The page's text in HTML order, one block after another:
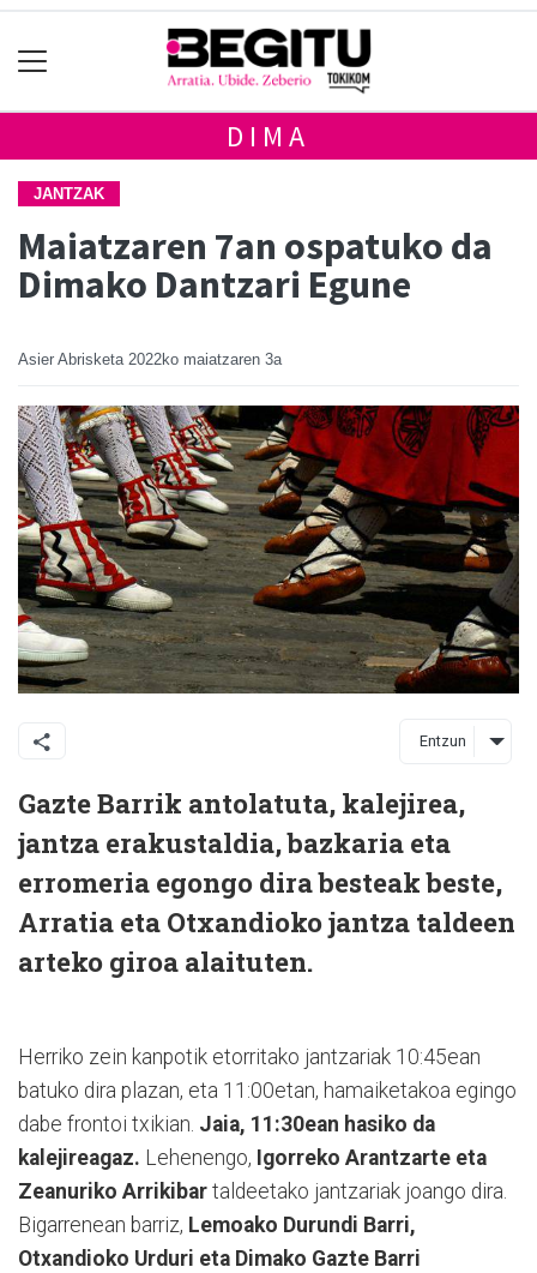
DIMA
JANTZAK
Maiatzaren 7an ospatuko da
Dimako Dantzari Egune
Asier Abrisketa 2022ko maiatzaren 3a
Entzun
Gazte Barrik antolatuta, kalejirea,
jantza erakustaldia, bazkaria eta
erromeria egongo dira besteak beste,
Arratia eta Otxandioko jantza taldeen
arteko giroa alaituten.
Herriko zein kanpotik etorritako jantzariak 10:45ean
batuko dira plazan, eta 11:00etan, hamaiketakoa egingo
dabe frontoi txikian. Jaia, 11:30ean hasiko da
kalejireagaz. Lehenengo, Igorreko Arantzarte eta
Zeanuriko Arrikibar taldeetako jantzariak joango dira.
Bigarrenean barriz, Lemoako Durundi Barri,
Otxandioko Urduri eta Dimako Gazte Barri